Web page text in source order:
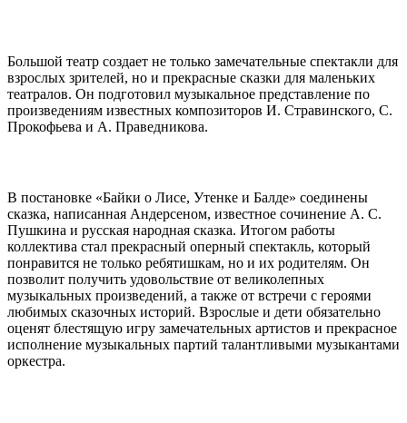
Большой театр создает не только замечательные спектакли для
взрослых зрителей, но и прекрасные сказки для маленьких
театралов. Он подготовил музыкальное представление по
произведениям известных композиторов И. Стравинского, С.
Прокофьева и А. Праведникова.
В постановке «Байки о Лисе, Утенке и Балде» соединены
сказка, написанная Андерсеном, известное сочинение А. С.
Пушкина и русская народная сказка. Итогом работы
коллектива стал прекрасный оперный спектакль, который
понравится не только ребятишкам, но и их родителям. Он
позволит получить удовольствие от великолепных
музыкальных произведений, а также от встречи с героями
любимых сказочных историй. Взрослые и дети обязательно
оценят блестящую игру замечательных артистов и прекрасное
исполнение музыкальных партий талантливыми музыкантами
оркестра.